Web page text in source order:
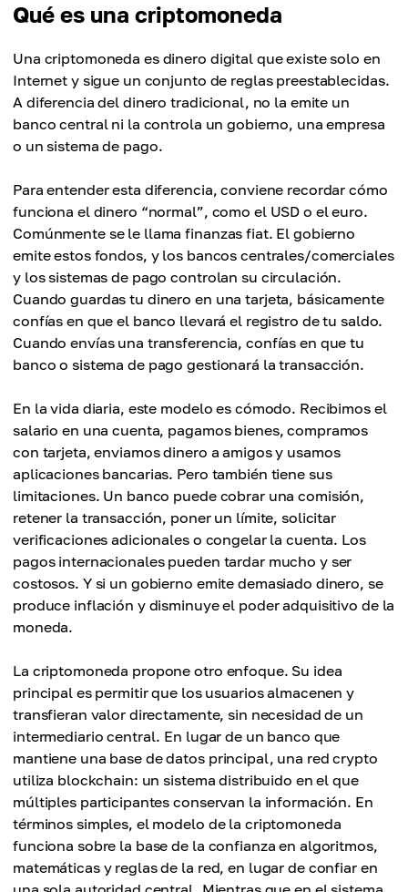
Qué es una criptomoneda
Una criptomoneda es dinero digital que existe solo en
Internet y sigue un conjunto de reglas preestablecidas.
A diferencia del dinero tradicional, no la emite un
banco central ni la controla un gobierno, una empresa
o un sistema de pago.
Para entender esta diferencia, conviene recordar cómo
funciona el dinero “normal”, como el USD o el euro.
Comúnmente se le llama finanzas fiat. El gobierno
emite estos fondos, y los bancos centrales/comerciales
y los sistemas de pago controlan su circulación.
Cuando guardas tu dinero en una tarjeta, básicamente
confías en que el banco llevará el registro de tu saldo.
Cuando envías una transferencia, confías en que tu
banco o sistema de pago gestionará la transacción.
En la vida diaria, este modelo es cómodo. Recibimos el
salario en una cuenta, pagamos bienes, compramos
con tarjeta, enviamos dinero a amigos y usamos
aplicaciones bancarias. Pero también tiene sus
limitaciones. Un banco puede cobrar una comisión,
retener la transacción, poner un límite, solicitar
verificaciones adicionales o congelar la cuenta. Los
pagos internacionales pueden tardar mucho y ser
costosos. Y si un gobierno emite demasiado dinero, se
produce inflación y disminuye el poder adquisitivo de la
moneda.
La criptomoneda propone otro enfoque. Su idea
principal es permitir que los usuarios almacenen y
transfieran valor directamente, sin necesidad de un
intermediario central. En lugar de un banco que
mantiene una base de datos principal, una red crypto
utiliza blockchain: un sistema distribuido en el que
múltiples participantes conservan la información. En
términos simples, el modelo de la criptomoneda
funciona sobre la base de la confianza en algoritmos,
matemáticas y reglas de la red, en lugar de confiar en